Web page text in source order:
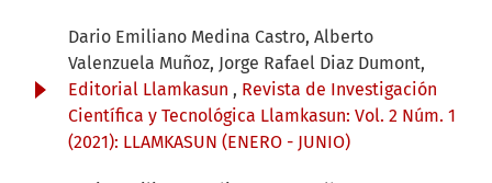
Dario Emiliano Medina Castro, Alberto
Valenzuela Muñoz, Jorge Rafael Diaz Dumont,
Editorial Llamkasun , Revista de Investigación
Científica y Tecnológica Llamkasun: Vol. 2 Núm. 1
(2021): LLAMKASUN (ENERO - JUNIO)